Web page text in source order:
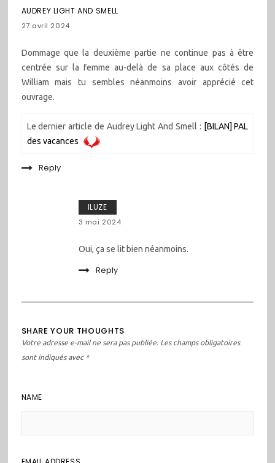
AUDREY LIGHT AND SMELL
27 avril 2024
Dommage que la deuxième partie ne continue pas à être
centrée sur la femme au-delà de sa place aux côtés de
William mais tu sembles néanmoins avoir apprécié cet
ouvrage.
Le dernier article de Audrey Light And Smell : [BILAN] PAL
des vacances
Reply
ILUZE
3 mai 2024
Oui, ça se lit bien néanmoins.
Reply
SHARE YOUR THOUGHTS
Votre adresse e-mail ne sera pas publiée. Les champs obligatoires
sont indiqués avec *
NAME